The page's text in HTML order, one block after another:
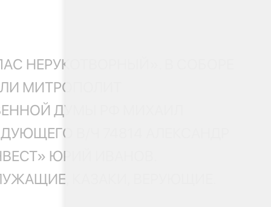
НЕРУКОТВОРНЫЙ». В СОБОРЕ
МИТРОПОЛИТ
ДУМЫ РФ МИХАИЛ
В/Ч 74814 АЛЕКСАНДР
ЮРИЙ ИВАНОВ.
КАЗАКИ, ВЕРУЮЩИЕ.